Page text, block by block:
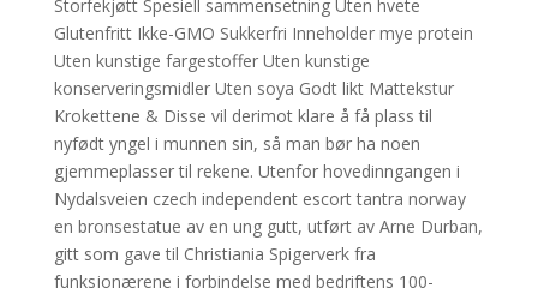
Storfekjøtt Spesiell sammensetning Uten hvete
Glutenfritt Ikke-GMO Sukkerfri Inneholder mye protein
Uten kunstige fargestoffer Uten kunstige
konserveringsmidler Uten soya Godt likt Mattekstur
Krokettene & Disse vil derimot klare å få plass til
nyfødt yngel i munnen sin, så man bør ha noen
gjemmeplasser til rekene. Utenfor hovedinngangen i
Nydalsveien czech independent escort tantra norway
en bronsestatue av en ung gutt, utført av Arne Durban,
gitt som gave til Christiania Spigerverk fra
funksjonærene i forbindelse med bedriftens 100-